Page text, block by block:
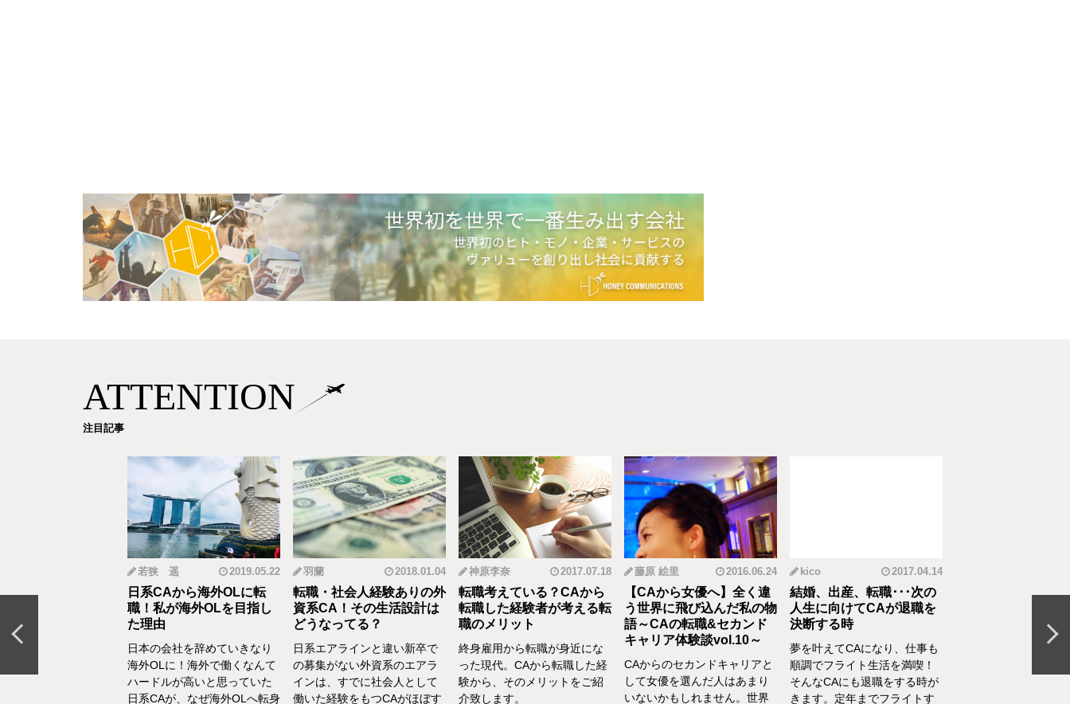
ATTENTION
注目記事
ら野菜ソムリエ
の転職＆セカン
ア体験談vol.13～
若狭 遥 2019.05.22
日系CAから海外OLに転
職！私が海外OLを目指し
た理由
日本の会社を辞めていきなり
海外OLに！海外で働くなんて
ハードルが高いと思っていた
日系CAが、なぜ海外OLへ転身
羽蘭 2018.01.04
転職・社会人経験ありの外
資系CA！その生活設計は
どうなってる？
日系エアラインと違い新卒で
の募集がない外資系のエアラ
インは、すでに社会人として
働いた経験をもつCAがほぼす
神原李奈 2017.07.18
転職考えている？CAから
転職した経験者が考える転
職のメリット
終身雇用から転職が身近にな
った現代。CAから転職した経
験から、そのメリットをご紹
介致します。
藤原 絵里 2016.06.24
【CAから女優へ】全く違
う世界に飛び込んだ私の物
語～CAの転職&セカンド
キャリア体験談vol.10～
CAからのセカンドキャリアと
して女優を選んだ人はあまり
いないかもしれません。世界
kico 2017.04.14
結婚、出産、転職･･･次の
人生に向けてCAが退職を
決断する時
夢を叶えてCAになり、仕事も
順調でフライト生活を満喫！
そんなCAにも退職をする時が
きます。定年までフライトす
元CAの育児論！離
間を持ちたいをCA